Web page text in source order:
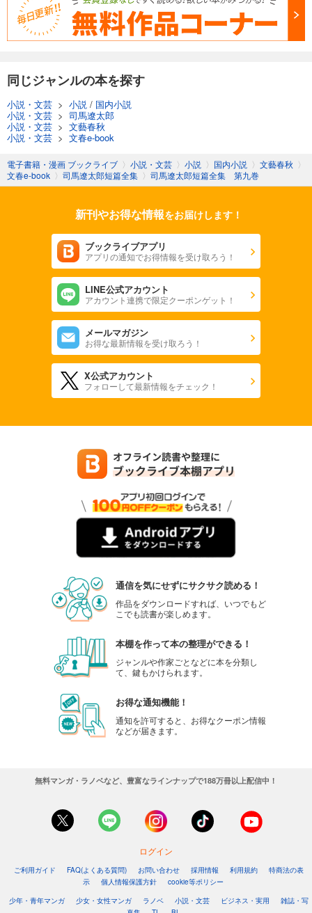
同じジャンルの本を探す
小説・文芸 > 小説 / 国内小説
小説・文芸 > 司馬遼太郎
小説・文芸 > 文藝春秋
小説・文芸 > 文春e-book
電子書籍・漫画 ブックライブ 〉 小説・文芸 〉 小説 〉 国内小説 〉 文藝春秋 〉
文春e-book 〉 司馬遼太郎短篇全集 〉 司馬遼太郎短篇全集 第九巻
新刊やお得な情報をお届けします！
ブックライブアプリ
アプリの通知でお得情報を受け取ろう！
LINE公式アカウント
アカウント連携で限定クーポンゲット！
メールマガジン
お得な最新情報を受け取ろう！
X公式アカウント
フォローして最新情報をチェック！
通信を気にせずにサクサク読める！
作品をダウンロードすれば、いつでもど
こでも読書が楽しめます。
本棚を作って本の整理ができる！
ジャンルや作家ごとなどに本を分類し
て、鍵もかけられます。
お得な通知機能！
通知を許可すると、お得なクーポン情報
などが届きます。
無料マンガ・ラノベなど、豊富なラインナップで188万冊以上配信中！
ログイン
ご利用ガイド FAQ(よくある質問) お問い合わせ 採用情報 利用規約
特商法の表
示
個人情報保護方針
cookie等ポリシー
少年・青年マンガ
少女・女性マンガ ラノベ 小説・文芸 ビジネス・実用
雑誌・写